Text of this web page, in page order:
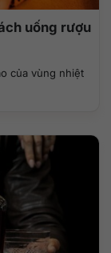
uống rượu
của vùng nhiệt